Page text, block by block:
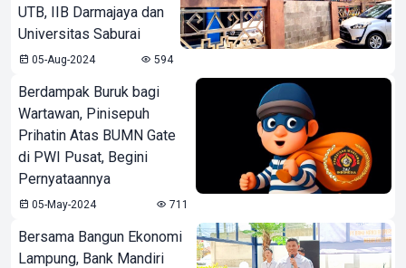
UTB, IIB Darmajaya dan
Universitas Saburai
05-Aug-2024 594
Berdampak Buruk bagi
Wartawan, Pinisepuh
Prihatin Atas BUMN Gate
di PWI Pusat, Begini
Pernyataannya
05-May-2024 711
Bersama Bangun Ekonomi
Lampung, Bank Mandiri